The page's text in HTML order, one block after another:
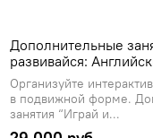
Дополнительные
развивайся:
Организуйте
в подвижной форме.
занятия “Играй и...